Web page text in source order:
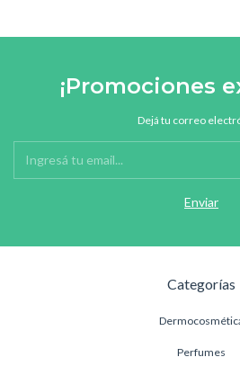
¡Promociones
Dejá tu correo
Categorías
Perfumes